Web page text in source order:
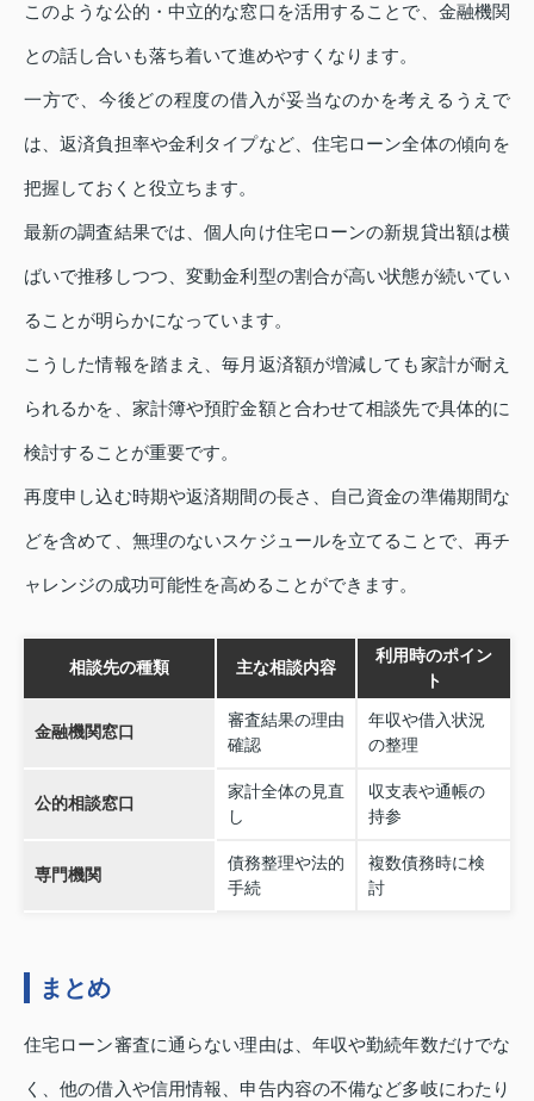
このような公的・中立的な窓口を活用することで、金融機関
との話し合いも落ち着いて進めやすくなります。
一方で、今後どの程度の借入が妥当なのかを考えるうえで
は、返済負担率や金利タイプなど、住宅ローン全体の傾向を
把握しておくと役立ちます。
最新の調査結果では、個人向け住宅ローンの新規貸出額は横
ばいで推移しつつ、変動金利型の割合が高い状態が続いてい
ることが明らかになっています。
こうした情報を踏まえ、毎月返済額が増減しても家計が耐え
られるかを、家計簿や預貯金額と合わせて相談先で具体的に
検討することが重要です。
再度申し込む時期や返済期間の長さ、自己資金の準備期間な
どを含めて、無理のないスケジュールを立てることで、再チ
ャレンジの成功可能性を高めることができます。
相談先の種類 主な相談内容
利用時のポイン
ト
金融機関窓口
審査結果の理由
確認
年収や借入状況
の整理
公的相談窓口
家計全体の見直
し
収支表や通帳の
持参
専門機関
債務整理や法的
手続
複数債務時に検
討
まとめ
住宅ローン審査に通らない理由は、年収や勤続年数だけでな
く、他の借入や信用情報、申告内容の不備など多岐にわたり